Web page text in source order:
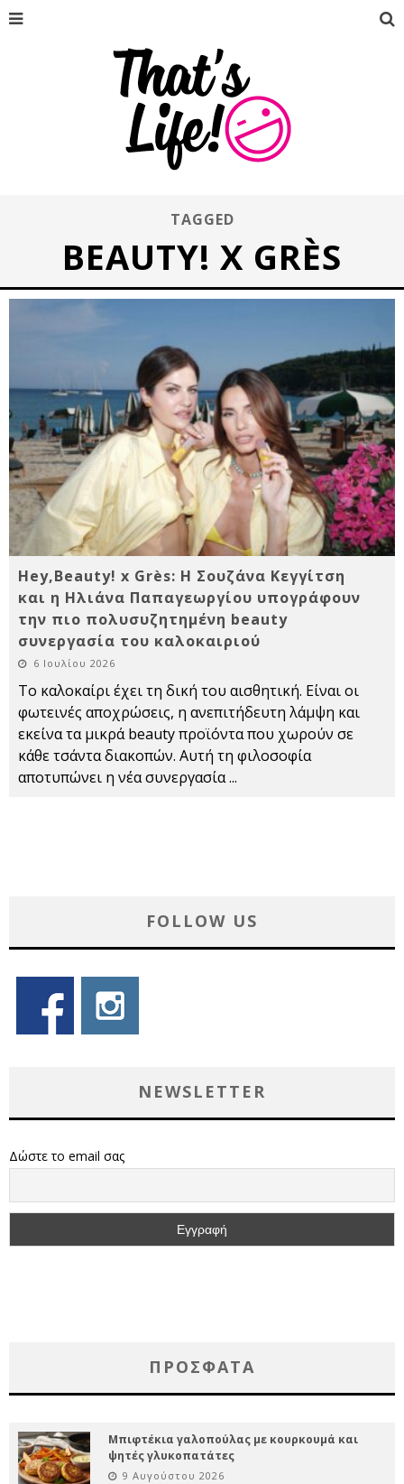
TAGGED
BEAUTY! X GRÈS
Hey,Beauty! x Grès: Η Σουζάνα Κεγγίτση
και η Ηλιάνα Παπαγεωργίου υπογράφουν
την πιο πολυσυζητημένη beauty
συνεργασία του καλοκαιριού
6 Ιουλίου 2026
Το καλοκαίρι έχει τη δική του αισθητική. Είναι οι
φωτεινές αποχρώσεις, η ανεπιτήδευτη λάμψη και
εκείνα τα μικρά beauty προϊόντα που χωρούν σε
κάθε τσάντα διακοπών. Αυτή τη φιλοσοφία
αποτυπώνει η νέα συνεργασία...
FOLLOW US
NEWSLETTER
Δώστε το email σας
ΠΡΌΣΦΑΤΑ
Μπιφτέκια γαλοπούλας με κουρκουμά και
ψητές γλυκοπατάτες
9 Αυγούστου 2026